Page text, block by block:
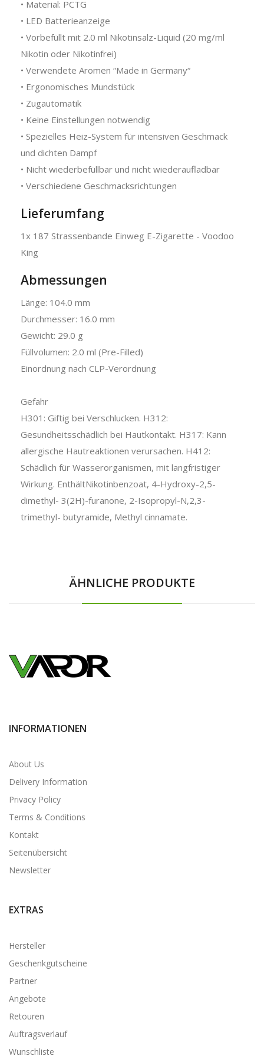
• Material: PCTG
• LED Batterieanzeige
• Vorbefüllt mit 2.0 ml Nikotinsalz-Liquid (20 mg/ml
Nikotin oder Nikotinfrei)
• Verwendete Aromen “Made in Germany“
• Ergonomisches Mundstück
• Zugautomatik
• Keine Einstellungen notwendig
• Spezielles Heiz-System für intensiven Geschmack
und dichten Dampf
• Nicht wiederbefüllbar und nicht wiederaufladbar
• Verschiedene Geschmacksrichtungen
Lieferumfang
1x 187 Strassenbande Einweg E-Zigarette - Voodoo
King
Abmessungen
Länge: 104.0 mm
Durchmesser: 16.0 mm
Gewicht: 29.0 g
Füllvolumen: 2.0 ml (Pre-Filled)
Einordnung nach CLP-Verordnung
Gefahr
H301: Giftig bei Verschlucken. H312:
Gesundheitsschädlich bei Hautkontakt. H317: Kann
allergische Hautreaktionen verursachen. H412:
Schädlich für Wasserorganismen, mit langfristiger
Wirkung. EnthältNikotinbenzoat, 4-Hydroxy-2,5-
dimethyl- 3(2H)-furanone, 2-Isopropyl-N,2,3-
trimethyl- butyramide, Methyl cinnamate.
ÄHNLICHE PRODUKTE
INFORMATIONEN
About Us
Delivery Information
Privacy Policy
Terms & Conditions
Kontakt
Seitenübersicht
Newsletter
EXTRAS
Hersteller
Geschenkgutscheine
Partner
Angebote
Retouren
Auftragsverlauf
Wunschliste